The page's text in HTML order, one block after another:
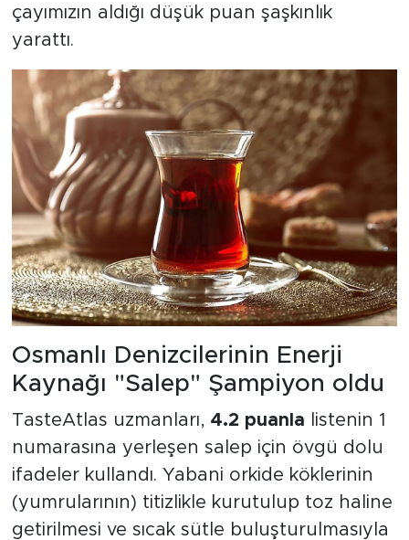
çayımızın aldığı düşük puan şaşkınlık
yarattı.
Osmanlı Denizcilerinin Enerji
Kaynağı "Salep" Şampiyon oldu
TasteAtlas uzmanları, 4.2 puanla listenin 1
numarasına yerleşen salep için övgü dolu
ifadeler kullandı. Yabani orkide köklerinin
(yumrularının) titizlikle kurutulup toz haline
getirilmesi ve sıcak sütle buluşturulmasıyla